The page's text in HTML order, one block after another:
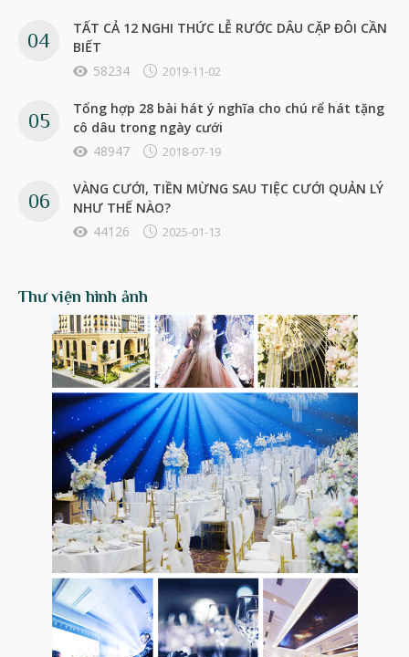
TẤT CẢ 12 NGHI THỨC LỄ RƯỚC DÂU CẶP ĐÔI CẦN
BIẾT
58234
2019-11-02
Tổng hợp 28 bài hát ý nghĩa cho chú rể hát tặng
cô dâu trong ngày cưới
48947
2018-07-19
VÀNG CƯỚI, TIỀN MỪNG SAU TIỆC CƯỚI QUẢN LÝ
NHƯ THẾ NÀO?
44126
2025-01-13
Thư viện hình ảnh